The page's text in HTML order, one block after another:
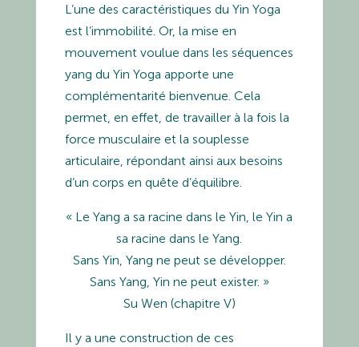
L’une des caractéristiques du Yin Yoga
est l’immobilité. Or, la mise en
mouvement voulue dans les séquences
yang du Yin Yoga apporte une
complémentarité bienvenue. Cela
permet, en effet, de travailler à la fois la
force musculaire et la souplesse
articulaire, répondant ainsi aux besoins
d’un corps en quête d’équilibre.
« Le Yang a sa racine dans le Yin, le Yin a
sa racine dans le Yang.
Sans Yin, Yang ne peut se développer.
Sans Yang, Yin ne peut exister. »
Su Wen (chapitre V)
Il y a une construction de ces